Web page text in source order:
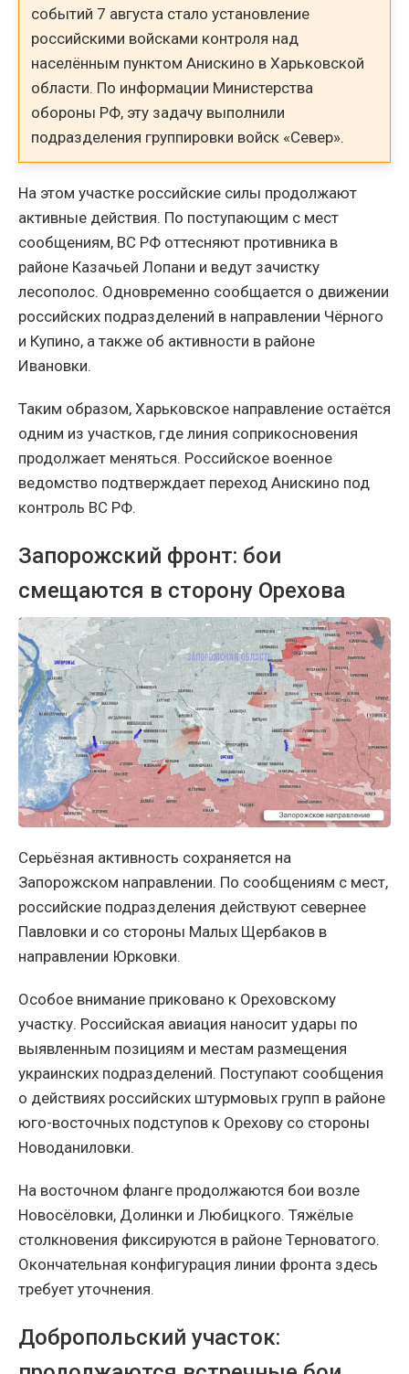
событий 7 августа стало установление
российскими войсками контроля над
населённым пунктом Анискино в Харьковской
области. По информации Министерства
обороны РФ, эту задачу выполнили
подразделения группировки войск «Север».
На этом участке российские силы продолжают
активные действия. По поступающим с мест
сообщениям, ВС РФ оттесняют противника в
районе Казачьей Лопани и ведут зачистку
лесополос. Одновременно сообщается о движении
российских подразделений в направлении Чёрного
и Купино, а также об активности в районе
Ивановки.
Таким образом, Харьковское направление остаётся
одним из участков, где линия соприкосновения
продолжает меняться. Российское военное
ведомство подтверждает переход Анискино под
контроль ВС РФ.
Запорожский фронт: бои
смещаются в сторону Орехова
Серьёзная активность сохраняется на
Запорожском направлении. По сообщениям с мест,
российские подразделения действуют севернее
Павловки и со стороны Малых Щербаков в
направлении Юрковки.
Особое внимание приковано к Ореховскому
участку. Российская авиация наносит удары по
выявленным позициям и местам размещения
украинских подразделений. Поступают сообщения
о действиях российских штурмовых групп в районе
юго-восточных подступов к Орехову со стороны
Новоданиловки.
На восточном фланге продолжаются бои возле
Новосёловки, Долинки и Любицкого. Тяжёлые
столкновения фиксируются в районе Терноватого.
Окончательная конфигурация линии фронта здесь
требует уточнения.
Добропольский участок: